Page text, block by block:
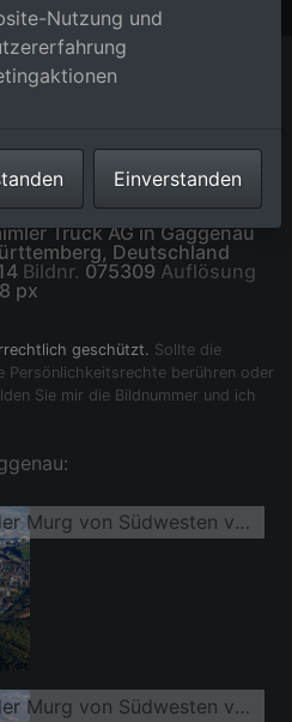
Murg von Südwesten vor
Truck AG in Gaggenau
Deutschland
Bildnr. 075309 Auflösung
px
geschützt. Sollte die
Persönlichkeitsrechte berühren oder
Sie mir die Bildnummer und ich
Ortsansicht beidseits der Murg von Südwesten vor dem Werksglände der Daimler Truck AG
Ortsansicht beidseits der Murg von Südwesten vor dem Werksglände der Daimler Truck AG
Nutzung und
Einverstanden